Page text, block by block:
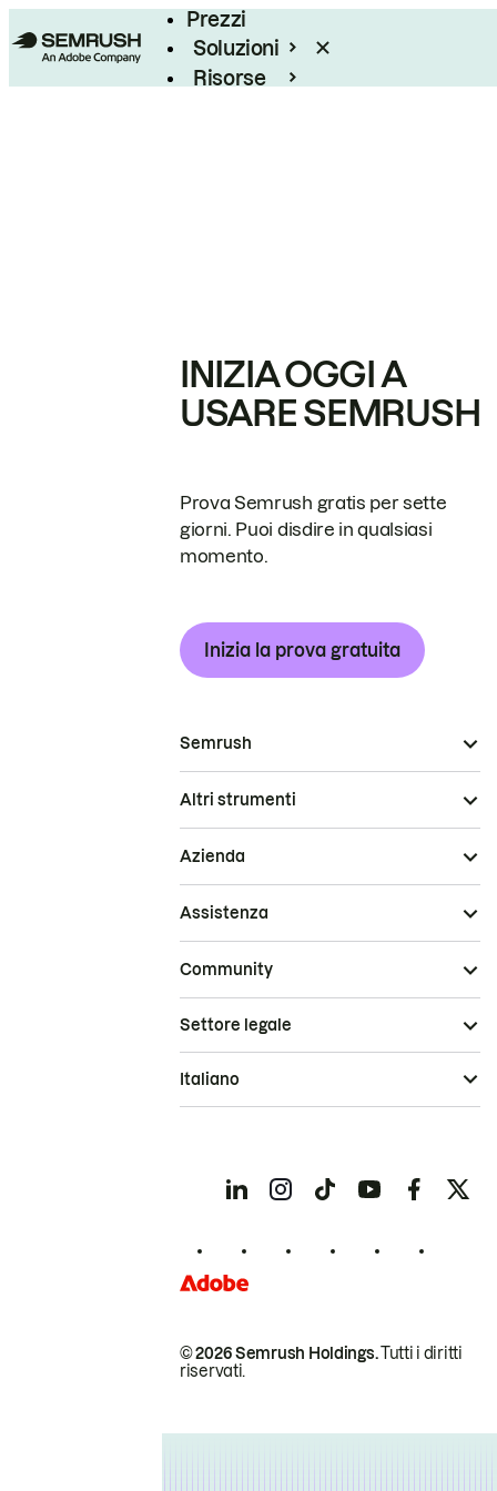
Prezzi
Soluzioni
Risorse
INIZIA OGGI A
USARE SEMRUSH
Prova Semrush gratis per sette
giorni. Puoi disdire in qualsiasi
momento.
Inizia la prova gratuita
Semrush
Altri strumenti
Azienda
Assistenza
Community
© 2026 Semrush Holdings.Tutti i diritti
riservati.
Settore legale
Italiano